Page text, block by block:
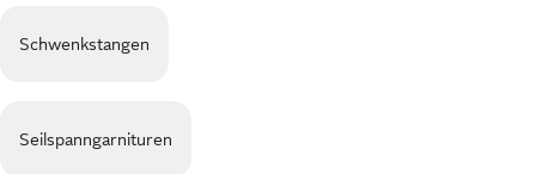
Schwenkstangen
Seilspanngarnituren